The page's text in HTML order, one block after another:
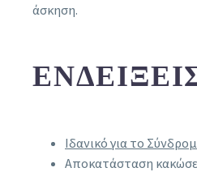
άσκηση.
Ιδανικό για το
Αποκατάσταση